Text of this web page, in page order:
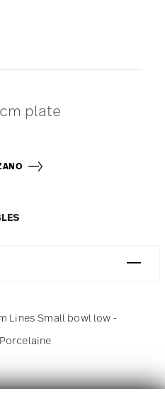
plate
Lines Small bowl low -